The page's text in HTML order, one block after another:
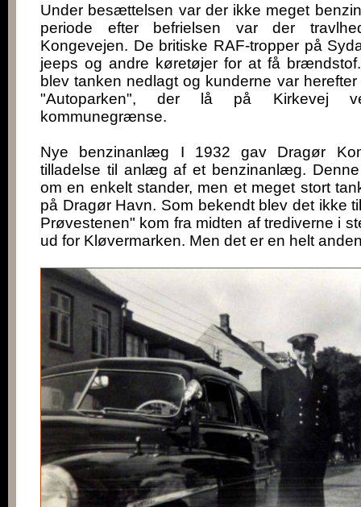
Under besættelsen var der ikke meget
periode efter befrielsen var der
Kongevejen. De britiske RAF-tropper på
jeeps og andre køretøjer for at få
blev tanken nedlagt og kunderne var
"Autoparken", der lå på Kirkevej
kommunegrænse.
Nye benzinanlæg I 1932 gav Dragør
tilladelse til anlæg af et benzinanlæg.
om en enkelt stander, men et meget stort
på Dragør Havn. Som bekendt blev det ikke
Prøvestenen" kom fra midten af trediverne i
ud for Kløvermarken. Men det er en helt